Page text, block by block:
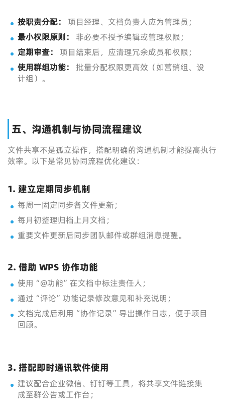
按职责分配：
项目经理、文档负责人应为管理员；
最小权限原则：
非必要不授予编辑或管理权限；
定期审查：
项目结束后，应清理冗余成员和权限；
使用群组功能：
批量分配权限更高效（如营销组、设
计组）。
五、沟通机制与协同流程建议
文件共享不是孤立操作，搭配明确的沟通机制才能提高执行
效率。以下是常见协同流程优化建议：
1. 建立定期同步机制
每周一固定同步各文件更新；
每月初整理归档上月文档；
重要文件更新后同步团队邮件或群组消息提醒。
2. 借助 WPS 协作功能
使用“@功能”在文档中标注责任人；
通过“评论”功能记录修改意见和补充说明；
文档完成后利用“协作记录”导出操作日志，便于项目
回顾。
3. 搭配即时通讯软件使用
建议配合企业微信、钉钉等工具，将共享文件链接集
成至群公告或工作台；